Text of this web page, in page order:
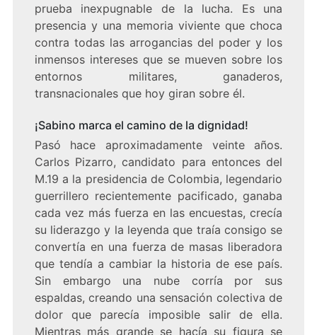
prueba inexpugnable de la lucha. Es una
presencia y una memoria viviente que choca
contra todas las arrogancias del poder y los
inmensos intereses que se mueven sobre los
entornos militares, ganaderos,
transnacionales que hoy giran sobre él.
¡Sabino marca el camino de la dignidad!
Pasó hace aproximadamente veinte años.
Carlos Pizarro, candidato para entonces del
M.19 a la presidencia de Colombia, legendario
guerrillero recientemente pacificado, ganaba
cada vez más fuerza en las encuestas, crecía
su liderazgo y la leyenda que traía consigo se
convertía en una fuerza de masas liberadora
que tendía a cambiar la historia de ese país.
Sin embargo una nube corría por sus
espaldas, creando una sensación colectiva de
dolor que parecía imposible salir de ella.
Mientras más grande se hacía su figura se